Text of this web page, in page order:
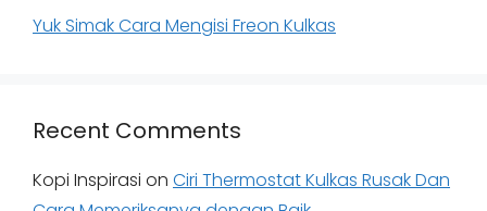
Yuk Simak Cara Mengisi Freon Kulkas
Recent Comments
Kopi Inspirasi on Ciri Thermostat Kulkas Rusak Dan